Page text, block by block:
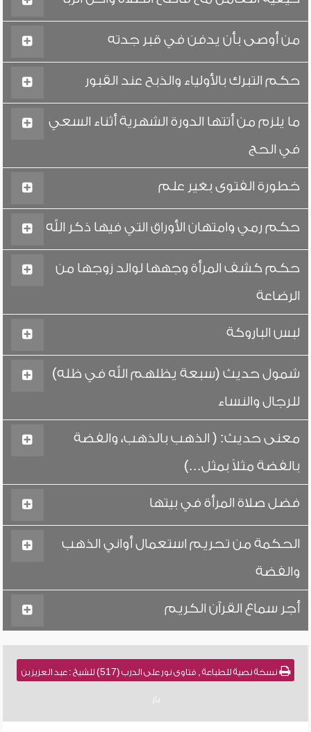
من أوصى بأن يدفن في قبر جدته
حكم التبرك بالأولياء والذبح عند القبور
ما يلزم من أتتها الدورة الشهرية أثناء السعي
في الحج
خطورة الفتوى بغير علم
حكم رمي وامتهان الأوراق التي فيها ذكر الله
حكم كشف المرأة وجهها لوالد زوجها من
الرضاعة
لبس الباروكة
شمول حديث (سبعة يظلهم الله في ظله)
للرجال والنساء
معنى حديث: ( الذهب بالذهب، والفضة
بالفضة مثلاً بمثل...)
فضل صلاة المرأة في بيتها
الحكمة من تحريم استعمال أواني الذهب
والفضة
أجر سماع القرآن الكريم
نسخة نصية للطباعة , فتاوى نور على الدرب (517) للشيخ : عبد العزيز بن
باز